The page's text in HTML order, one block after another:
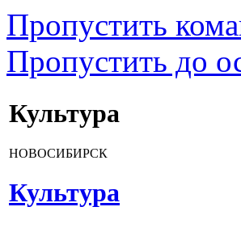
Пропустить
Пропустить до
Культура
НОВОСИБИРСК
Культура